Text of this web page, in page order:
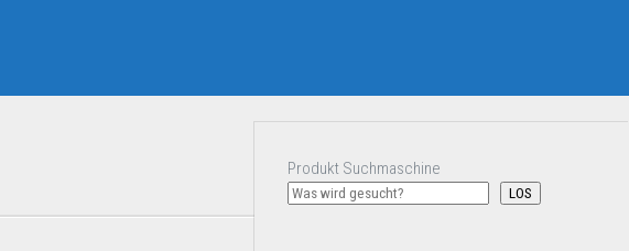
Produkt Suchmaschine
LOS